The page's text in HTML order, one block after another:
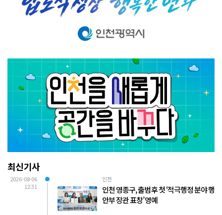
최신기사
2026-08-06
12:31
인천
인천 영종구, 출범 후 첫 ‘적극행정 분야 행
안부 장관 표창’ 영예